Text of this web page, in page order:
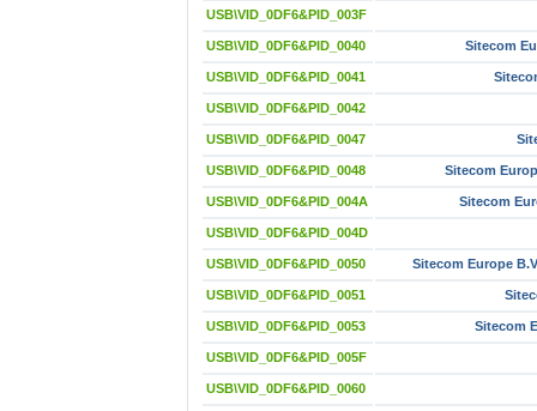
USB\VID_0DF6&PID_003F
USB\VID_0DF6&PID_0040 Sitecom
USB\VID_0DF6&PID_0041
USB\VID_0DF6&PID_0042
USB\VID_0DF6&PID_0047
USB\VID_0DF6&PID_0048 Sitecom
USB\VID_0DF6&PID_004A Sitecom
USB\VID_0DF6&PID_004D
USB\VID_0DF6&PID_0050 Sitecom Europe
USB\VID_0DF6&PID_0051
USB\VID_0DF6&PID_0053 Sitecom
USB\VID_0DF6&PID_005F
USB\VID_0DF6&PID_0060